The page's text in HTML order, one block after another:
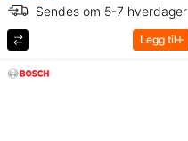
Sendes om 5-7 hverdager
Legg til